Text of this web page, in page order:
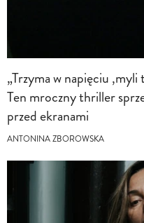
„Trzyma w napięciu
Ten mroczny thriller
przed ekranami
ANTONINA ZBOROWSKA